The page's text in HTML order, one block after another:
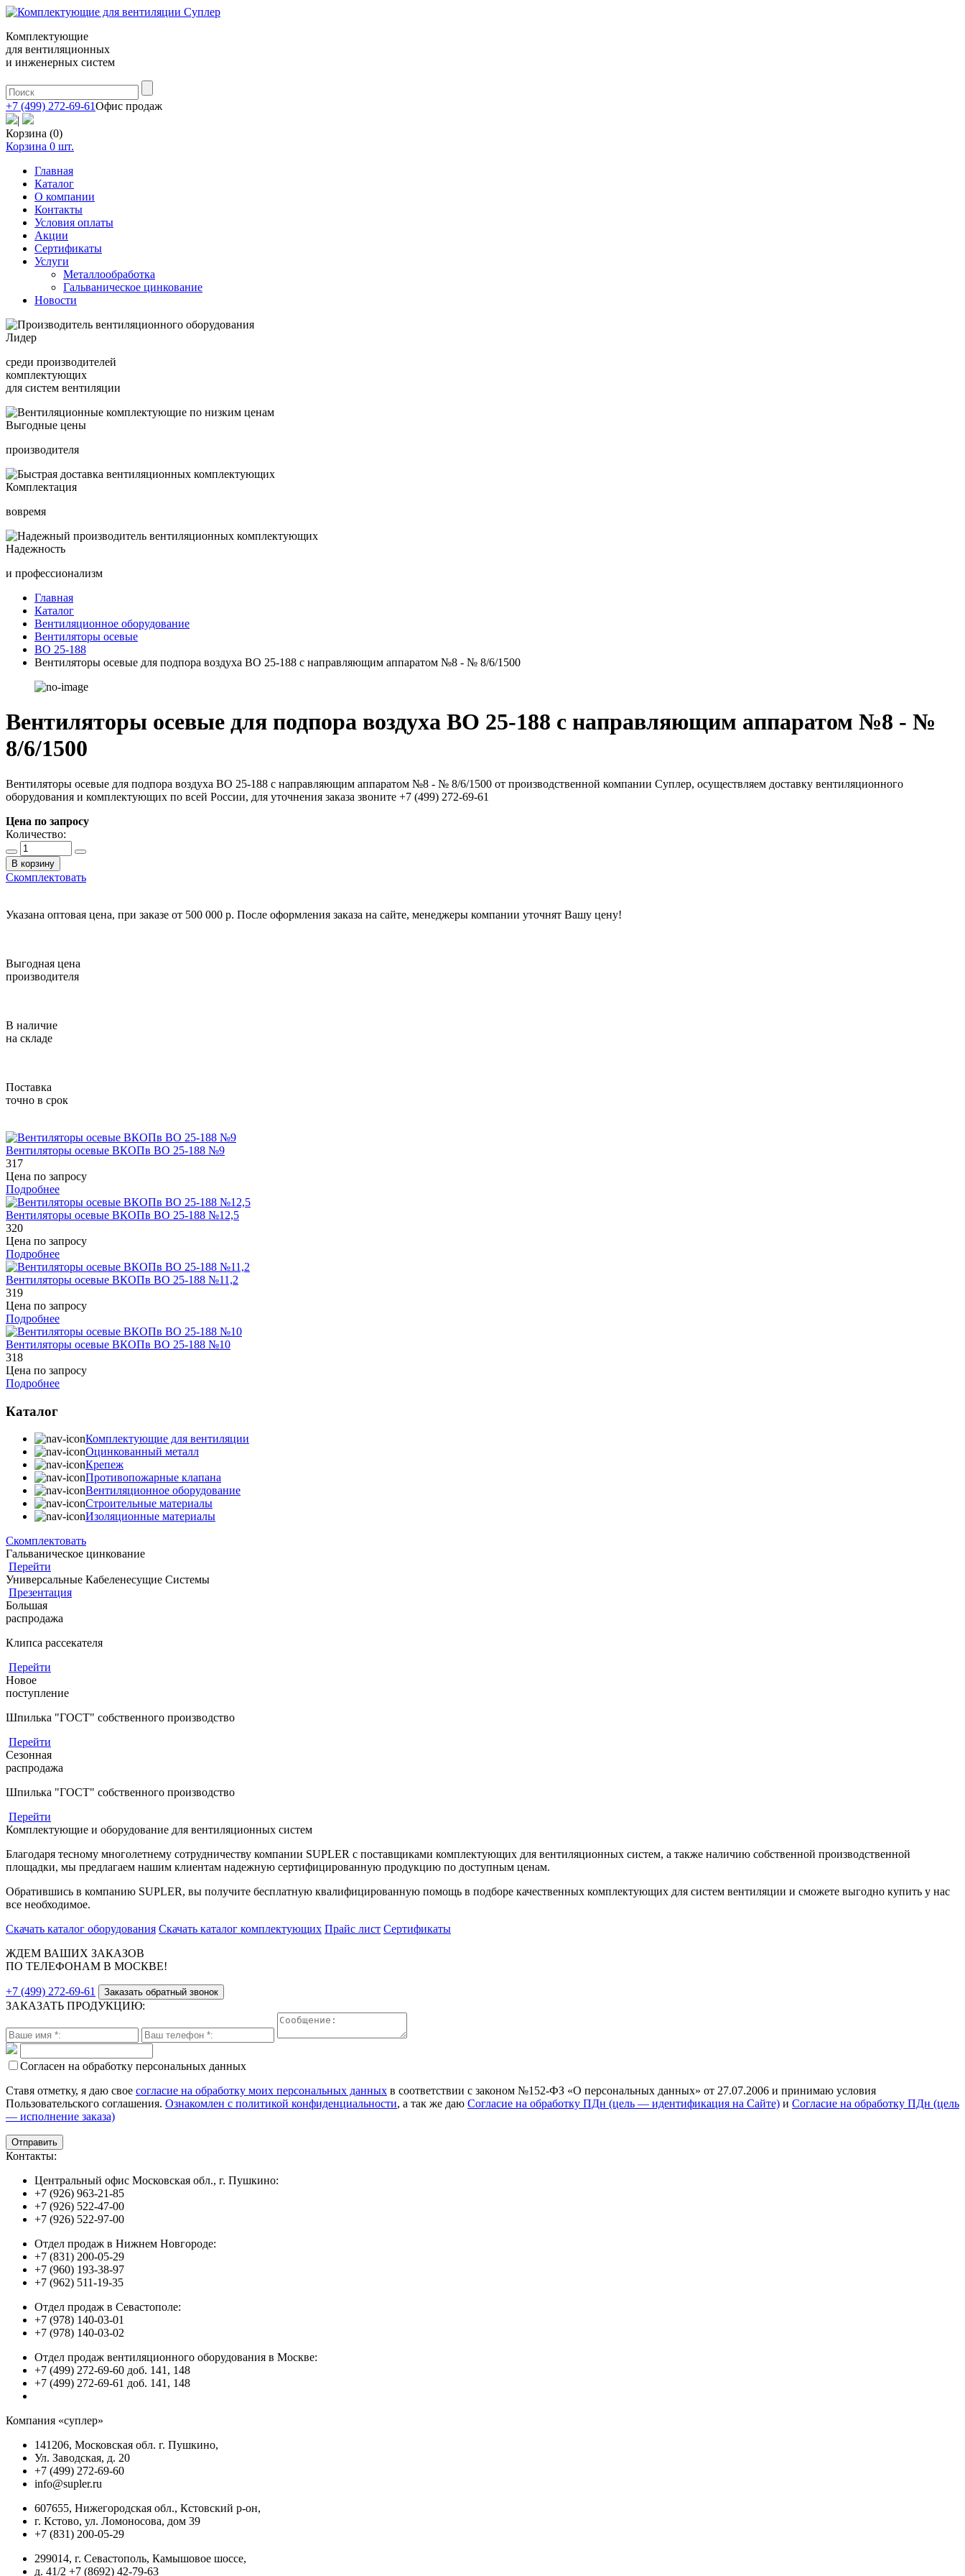
Комплектующие
для вентиляционных
и инженерных систем
+7 (499) 272-69-61Офис продаж
|
Корзина (0)
Корзина 0 шт.
Главная
Каталог
О компании
Контакты
Условия оплаты
Акции
Сертификаты
Услуги
Металлообработка
Гальваническое цинкование
Новости
Лидер
среди производителей
комплектующих
для систем вентиляции
Выгодные цены
производителя
Комплектация
вовремя
Надежность
и профессионализм
Главная
Каталог
Вентиляционное оборудование
Вентиляторы осевые
ВО 25-188
Вентиляторы осевые для подпора воздуха ВО 25-188 с направляющим аппаратом №8 - № 8/6/1500
Вентиляторы осевые для подпора воздуха ВО 25-188 с направляющим аппаратом №8 - №
8/6/1500
Вентиляторы осевые для подпора воздуха ВО 25-188 с направляющим аппаратом №8 - № 8/6/1500 от производственной компании Суплер, осуществляем доставку вентиляционного
оборудования и комплектующих по всей России, для уточнения заказа звоните +7 (499) 272-69-61
Цена по запросу
Количество:
В корзину
Скомплектовать
Указана оптовая цена, при заказе от 500 000 р. После оформления заказа на сайте, менеджеры компании уточнят Вашу цену!
Выгодная цена
производителя
В наличие
на складе
Поставка
точно в срок
Вентиляторы осевые ВКОПв ВО 25-188 №9
317
Цена по запросу
Подробнее
Вентиляторы осевые ВКОПв ВО 25-188 №12,5
320
Цена по запросу
Подробнее
Вентиляторы осевые ВКОПв ВО 25-188 №11,2
319
Цена по запросу
Подробнее
Вентиляторы осевые ВКОПв ВО 25-188 №10
318
Цена по запросу
Подробнее
Каталог
Комплектующие для вентиляции
Оцинкованный металл
Крепеж
Противопожарные клапана
Вентиляционное оборудование
Строительные материалы
Изоляционные материалы
Скомплектовать
Гальваническое цинкование
Перейти
Универсальные Кабеленесущие Системы
Презентация
Большая
распродажа
Клипса рассекателя
Перейти
Новое
поступление
Шпилька "ГОСТ" собственного производство
Перейти
Сезонная
распродажа
Шпилька "ГОСТ" собственного производство
Перейти
Комплектующие и оборудование для вентиляционных систем
Благодаря тесному многолетнему сотрудничеству компании SUPLER с поставщиками комплектующих для вентиляционных систем, а также наличию собственной производственной
площадки, мы предлагаем нашим клиентам надежную сертифицированную продукцию по доступным ценам.
Обратившись в компанию SUPLER, вы получите бесплатную квалифицированную помощь в подборе качественных комплектующих для систем вентиляции и сможете выгодно купить у нас
все необходимое.
Скачать каталог оборудования Скачать каталог комплектующих Прайс лист Сертификаты
ЖДЕМ ВАШИХ ЗАКАЗОВ
ПО ТЕЛЕФОНАМ В МОСКВЕ!
+7 (499) 272-69-61 Заказать обратный звонок
ЗАКАЗАТЬ ПРОДУКЦИЮ:
Согласен на обработку персональных данных
Ставя отметку, я даю свое согласие на обработку моих персональных данных в соответствии с законом №152-ФЗ «О персональных данных» от 27.07.2006 и принимаю условия
Пользовательского соглашения. Ознакомлен с политикой конфиденциальности, а так же даю Согласие на обработку ПДн (цель — идентификация на Сайте) и Согласие на обработку ПДн (цель
— исполнение заказа)
Контакты:
Центральный офис Московская обл., г. Пушкино:
+7 (926) 963-21-85
+7 (926) 522-47-00
+7 (926) 522-97-00
Отдел продаж в Нижнем Новгороде:
+7 (831) 200-05-29
+7 (960) 193-38-97
+7 (962) 511-19-35
Отдел продаж в Севастополе:
+7 (978) 140-03-01
+7 (978) 140-03-02
Отдел продаж вентиляционного оборудования в Москве:
+7 (499) 272-69-60 доб. 141, 148
+7 (499) 272-69-61 доб. 141, 148
Компания «суплер»
141206, Московская обл. г. Пушкино,
Ул. Заводская, д. 20
+7 (499) 272-69-60
info@supler.ru
607655, Нижегородская обл., Кстовский р-он,
г. Кстово, ул. Ломоносова, дом 39
+7 (831) 200-05-29
299014, г. Севастополь, Камышовое шоссе,
д. 41/2 +7 (8692) 42-79-63